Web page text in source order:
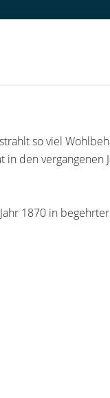
so viel
in den vergangenen
1870 in